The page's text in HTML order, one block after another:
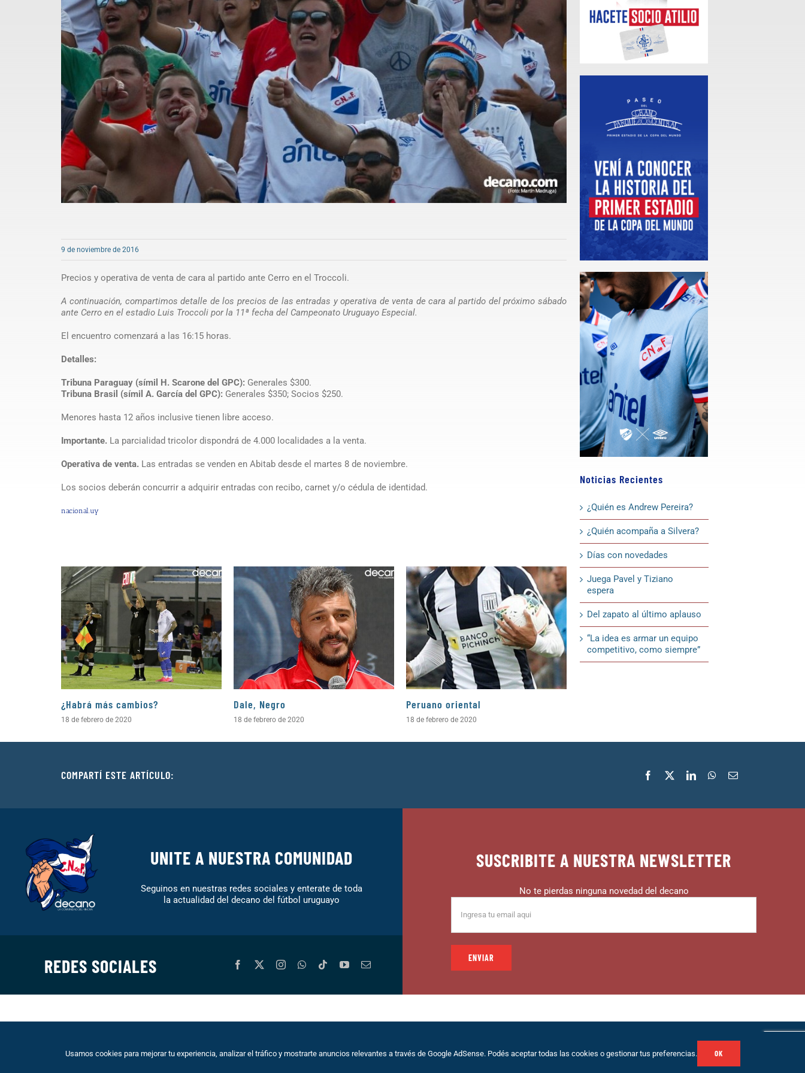
9 de noviembre de 2016
Precios y operativa de venta de cara al partido ante Cerro en el Troccoli.
A continuación, compartimos detalle de los precios de las entradas y operativa de venta de cara al partido del próximo sábado
ante Cerro en el estadio Luis Troccoli por la 11ª fecha del Campeonato Uruguayo Especial.
El encuentro comenzará a las 16:15 horas.
Detalles:
Tribuna Paraguay (símil H. Scarone del GPC):Generales $300.
Tribuna Brasil (símil A. García del GPC):Generales $350; Socios $250.
Menores hasta 12 años inclusive tienen libre acceso.
Importante.La parcialidad tricolor dispondrá de 4.000 localidades a la venta.
Operativa de venta.Las entradas se venden en Abitab desde el martes 8 de noviembre.
Los socios deberán concurrir a adquirir entradas con recibo, carnet y/o cédula de identidad.
nacional.uy
¿Habrá más cambios?
18 de febrero de 2020
Dale, Negro
18 de febrero de 2020
Peruano oriental
18 de febrero de 2020
Noticias Recientes
¿Quién es Andrew Pereira?
¿Quién acompaña a Silvera?
Días con novedades
Juega Pavel y Tiziano
espera
Del zapato al último aplauso
“La idea es armar un equipo
competitivo, como siempre”
COMPARTÍ ESTE ARTÍCULO:
UNITE A NUESTRA COMUNIDAD
Seguinos en nuestras redes sociales y enterate de toda
la actualidad del decano del fútbol uruguayo
REDES SOCIALES
SUSCRIBITE A NUESTRA NEWSLETTER
No te pierdas ninguna novedad del decano
© 1999 – DECANO – La comunidad del hincha | Desarrollo: Eolio | Políticas de Privacidad Sobre Nosotros Terminos de Servicio Contacto
Usamos cookies para mejorar tu experiencia, analizar el tráfico y mostrarte anuncios relevantes a través de Google AdSense. Podés aceptar todas las cookies o gestionar tus preferencias. OK